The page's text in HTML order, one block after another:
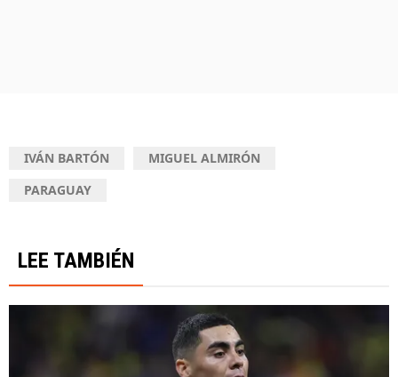
IVÁN BARTÓN
MIGUEL ALMIRÓN
PARAGUAY
LEE TAMBIÉN